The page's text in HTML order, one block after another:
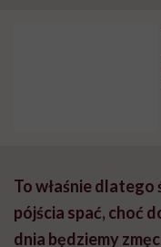
To właśnie dlatego
pójścia spać, choć
dnia będziemy